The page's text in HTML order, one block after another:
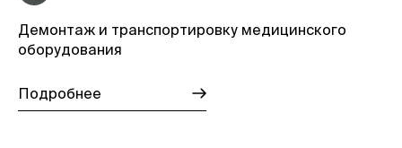
Демонтаж и транспортировку медицинского
оборудования
Подробнее